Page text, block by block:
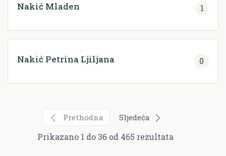
Nakić Mladen 1
Nakić Petrina Ljiljana 0
Prethodna Sljedeća
Prikazano 1 do 36 od 465 rezultata